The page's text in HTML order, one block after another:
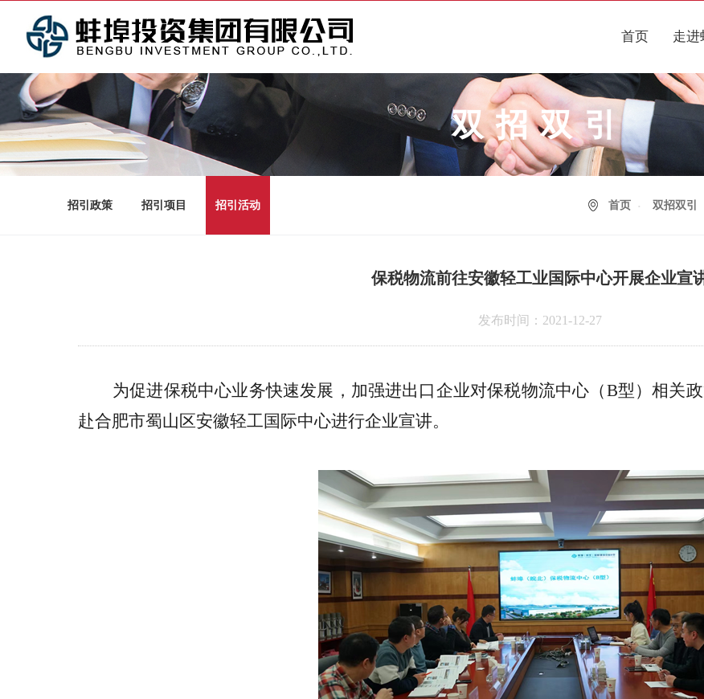
首页 走进
双招双引
招引政策 招引项目 招引活动 首页 双招双引
保税物流前往安徽轻工业国际中心开展企业宣
发布时间：2021-12-27
为促进保税中心业务快速发展，加强进出口企业对保税物流中心（B型）相关
赴合肥市蜀山区安徽轻工国际中心进行企业宣讲。